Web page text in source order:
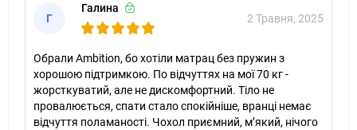
Г
Галина
2 Травня, 2025
Обрали Ambition, бо хотіли матрац без пружин з
хорошою підтримкою. По відчуттях на мої 70 кг -
жорсткуватий, але не дискомфортний. Тіло не
провалюється, спати стало спокійніше, вранці немає
відчуття поламаності. Чохол приємний, м’який, нічого